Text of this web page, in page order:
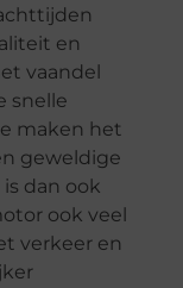
en
vaandel
snelle
maken het
geweldige
dan ook
ook veel
verkeer en